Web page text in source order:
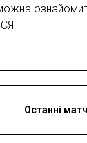
можна
Останні